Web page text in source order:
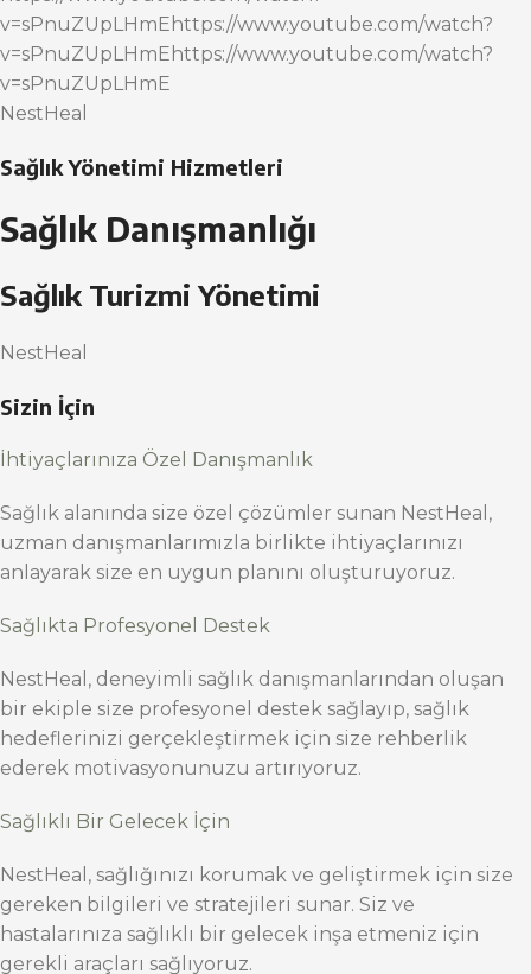
v=sPnuZUpLHmEhttps://www.youtube.com/watch?
v=sPnuZUpLHmEhttps://www.youtube.com/watch?
v=sPnuZUpLHmE
NestHeal
Sağlık Yönetimi Hizmetleri
Sağlık Danışmanlığı
Sağlık Turizmi Yönetimi
NestHeal
Sizin İçin
İhtiyaçlarınıza Özel Danışmanlık
Sağlık alanında size özel çözümler sunan NestHeal,
uzman danışmanlarımızla birlikte ihtiyaçlarınızı
anlayarak size en uygun planını oluşturuyoruz.
Sağlıkta Profesyonel Destek
NestHeal, deneyimli sağlık danışmanlarından oluşan
bir ekiple size profesyonel destek sağlayıp, sağlık
hedeflerinizi gerçekleştirmek için size rehberlik
ederek motivasyonunuzu artırıyoruz.
Sağlıklı Bir Gelecek İçin
NestHeal, sağlığınızı korumak ve geliştirmek için size
gereken bilgileri ve stratejileri sunar. Siz ve
hastalarınıza sağlıklı bir gelecek inşa etmeniz için
gerekli araçları sağlıyoruz.